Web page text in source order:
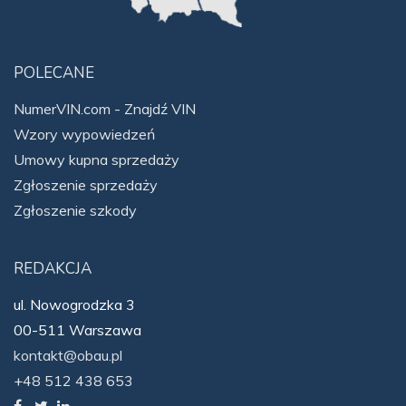
POLECANE
NumerVIN.com - Znajdź VIN
Wzory wypowiedzeń
Umowy kupna sprzedaży
Zgłoszenie sprzedaży
Zgłoszenie szkody
REDAKCJA
ul. Nowogrodzka 3
00-511 Warszawa
kontakt@obau.pl
+48 512 438 653